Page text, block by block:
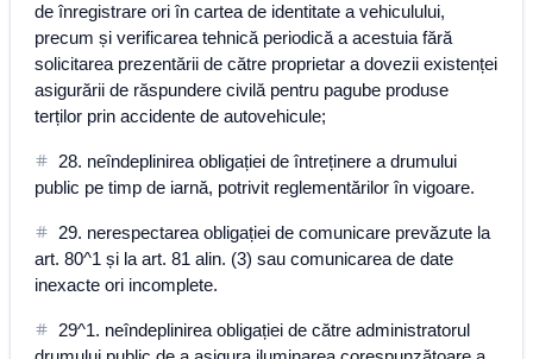
de înregistrare ori în cartea de identitate a vehiculului,
precum și verificarea tehnică periodică a acestuia fără
solicitarea prezentării de către proprietar a dovezii existenței
asigurării de răspundere civilă pentru pagube produse
terților prin accidente de autovehicule;
28. neîndeplinirea obligației de întreținere a drumului
public pe timp de iarnă, potrivit reglementărilor în vigoare.
29. nerespectarea obligației de comunicare prevăzute la
art. 80^1 și la art. 81 alin. (3) sau comunicarea de date
inexacte ori incomplete.
29^1. neîndeplinirea obligației de către administratorul